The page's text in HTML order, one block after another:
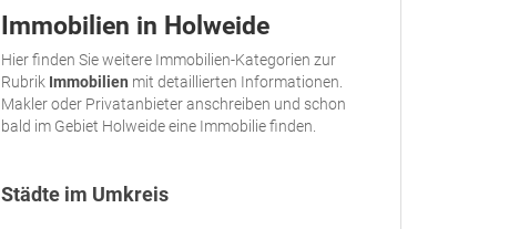
Immobilien in Holweide
Hier finden Sie weitere Immobilien-Kategorien zur
Rubrik Immobilien mit detaillierten Informationen.
Makler oder Privatanbieter anschreiben und schon
bald im Gebiet Holweide eine Immobilie finden.
Städte im Umkreis